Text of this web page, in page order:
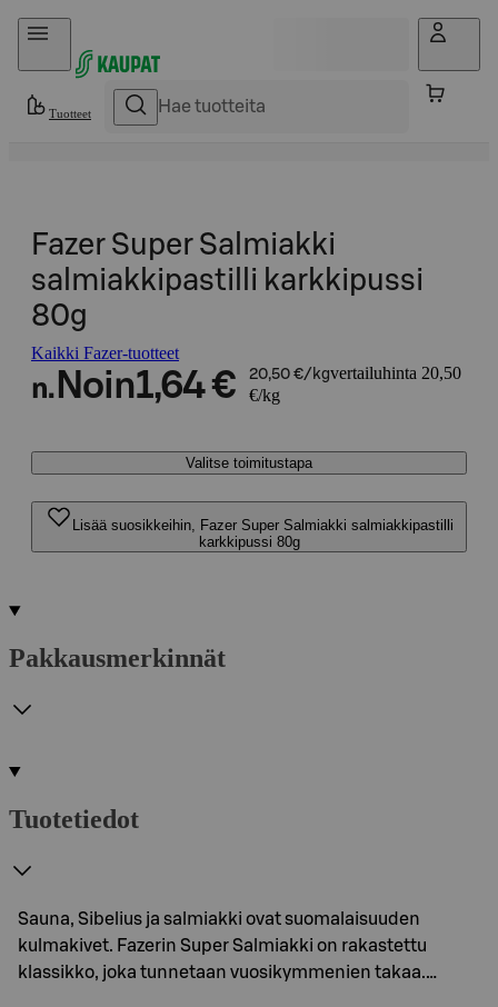
Hyppää sisältöön
Tuotteet
Fazer Super Salmiakki
salmiakkipastilli karkkipussi
80g
Kaikki Fazer-tuotteet
n. Noin1,64 € 20,50 €/kgvertailuhinta 20,50
€/kg
Valitse toimitustapa
Lisää suosikkeihin, Fazer Super Salmiakki salmiakkipastilli
karkkipussi 80g
Pakkausmerkinnät
Tuotetiedot
Sauna, Sibelius ja salmiakki ovat suomalaisuuden
kulmakivet. Fazerin Super Salmiakki on rakastettu
klassikko, joka tunnetaan vuosikymmenien takaa.…